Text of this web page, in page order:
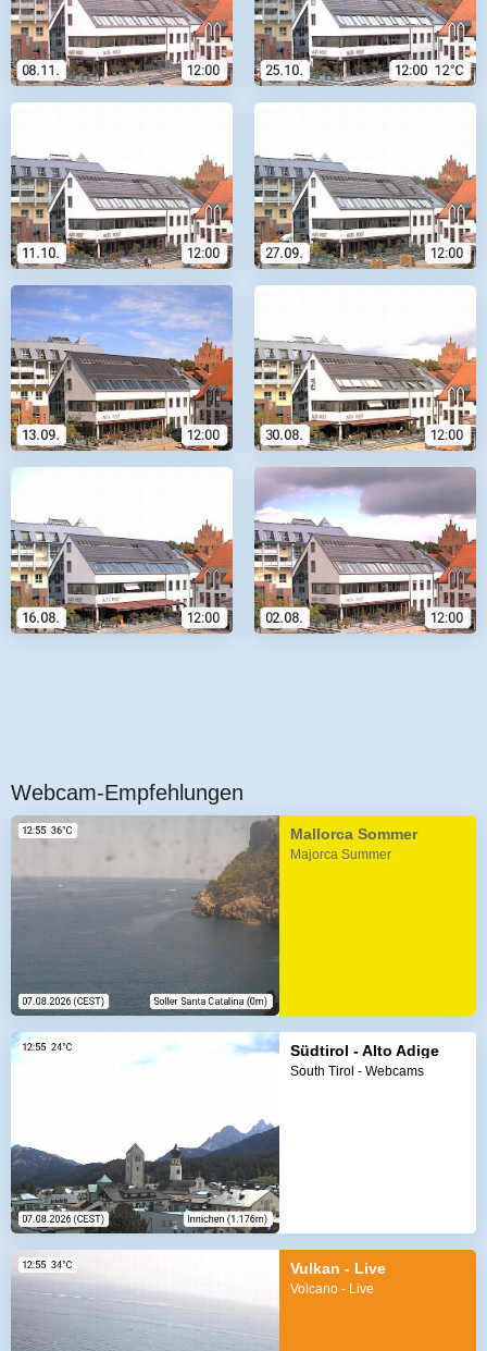
Webcam-Empfehlungen
Mallorca Sommer
Majorca Summer
Südtirol - Alto Adige
South Tirol - Webcams
Vulkan - Live
Volcano - Live